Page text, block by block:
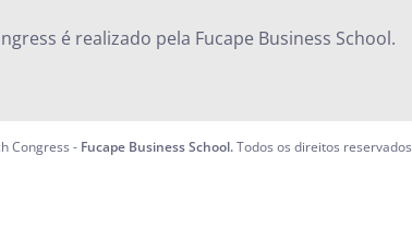
é realizado pela Fucape Business School.
Congress - Fucape Business School.Todos os direitos